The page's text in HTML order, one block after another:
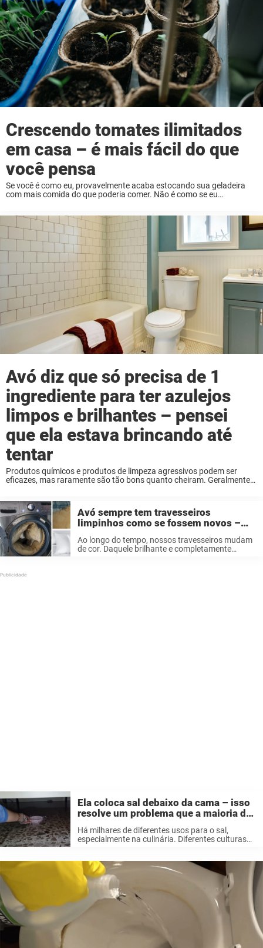
Crescendo tomates ilimitados
em casa – é mais fácil do que
você pensa
Se você é como eu, provavelmente acaba estocando sua geladeira
com mais comida do que poderia comer. Não é como se eu
Avó diz que só precisa de 1
ingrediente para ter azulejos
limpos e brilhantes – pensei
que ela estava brincando até
tentar
Produtos químicos e produtos de limpeza agressivos podem ser
eficazes, mas raramente são tão bons quanto cheiram. Geralmente
Avó sempre tem travesseiros
limpinhos como se fossem novos –
seu truque genial tem apenas 1
ingrediente
Ao longo do tempo, nossos travesseiros mudam
de cor. Daquele brilhante e completamente
Ela coloca sal debaixo da cama – isso
resolve um problema que a maioria de
nós temos em casa
Há milhares de diferentes usos para o sal,
especialmente na culinária. Diferentes culturas
nossas casas. O sal é ...